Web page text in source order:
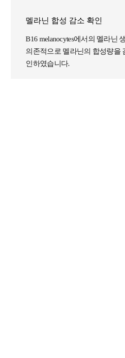
멜라닌 합성 감소 확인
B16 melanocytes에서의 멜라닌
의존적으로 멜라닌의 합성량을
인하였습니다.